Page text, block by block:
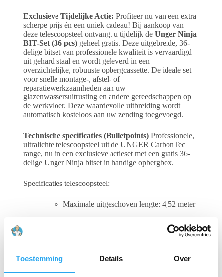
Toestemming Details Over
Exclusieve Tijdelijke Actie: Profiteer nu van een extra
scherpe prijs én een uniek cadeau! Bij aankoop van
deze telescoopsteel ontvangt u tijdelijk de Unger Ninja
BIT-Set (36 pcs)geheel gratis. Deze uitgebreide, 36-
delige bitset van professionele kwaliteit is vervaardigd
uit gehard staal en wordt geleverd in een
overzichtelijke, robuuste opbergcassette. De ideale set
voor snelle montage-, afstel- of
reparatiewerkzaamheden aan uw
glazenwassersuitrusting en andere gereedschappen op
de werkvloer. Deze waardevolle uitbreiding wordt
automatisch kosteloos aan uw zending toegevoegd.
Technische specificaties (Bulletpoints)Professionele,
ultralichte telescoopsteel uit de UNGER CarbonTec
range, nu in een exclusieve actieset met een gratis 36-
delige Unger Ninja bitset in handige opbergbox.
Specificaties telescoopsteel:
Maximale uitgeschoven lengte: 4,52 meter
Vervaardigd uit 100% premium carbon
voor minimale doorbuiging